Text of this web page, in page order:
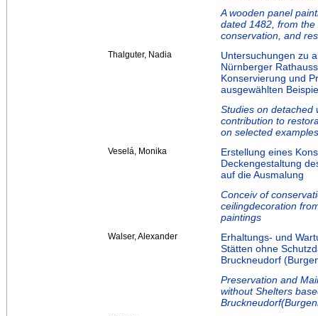
A wooden panel
dated 1482, from
conservation, and
Thalguter, Nadia
Untersuchungen zu
Nürnberger
Konservierung und
ausgewählten
Studies on detached
contribution to
on selected examples
Veselá, Monika
Erstellung eines
Deckengestaltung
auf die Ausmalung
Conceiv of
ceilingdecoration
paintings
Walser, Alexander
Erhaltungs- und
Stätten ohne
Bruckneudorf
Preservation and
without Shelters